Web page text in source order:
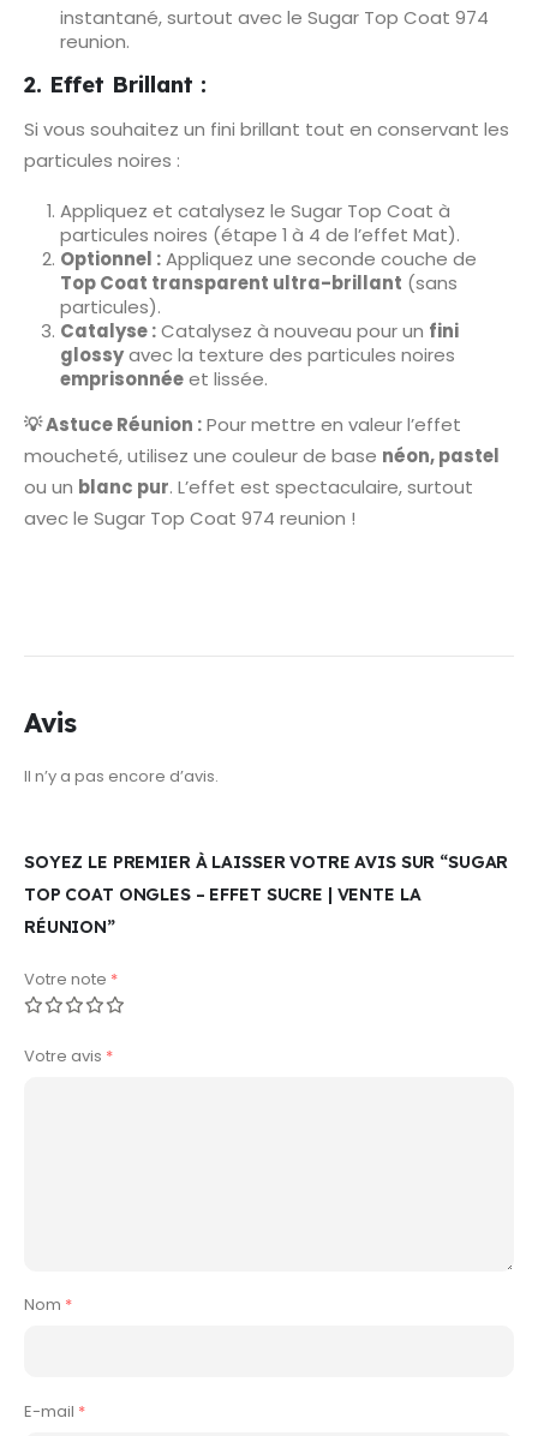
instantané, surtout avec le Sugar Top Coat 974
reunion.
2. Effet Brillant :
Si vous souhaitez un fini brillant tout en conservant les
particules noires :
Appliquez et catalysez le Sugar Top Coat à
particules noires (étape 1 à 4 de l’effet Mat).
Optionnel :Appliquez une seconde couche de
Top Coat transparent ultra-brillant (sans
particules).
Catalyse :Catalysez à nouveau pour un fini
glossyavec la texture des particules noires
emprisonnéeet lissée.
💡 Astuce Réunion :Pour mettre en valeur l’effet
moucheté, utilisez une couleur de base néon, pastel
ou un blanc pur. L’effet est spectaculaire, surtout
avec le Sugar Top Coat 974 reunion !
Avis
Il n’y a pas encore d’avis.
SOYEZ LE PREMIER À LAISSER VOTRE AVIS SUR “SUGAR
TOP COAT ONGLES – EFFET SUCRE | VENTE LA
RÉUNION”
Votre note *
Votre avis *
Nom *
E-mail *